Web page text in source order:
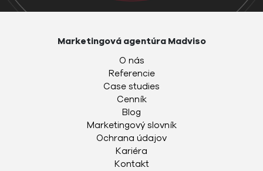
Marketingová agentúra Madviso
O nás
Referencie
Case studies
Cenník
Blog
Marketingový slovník
Ochrana údajov
Kariéra
Kontakt